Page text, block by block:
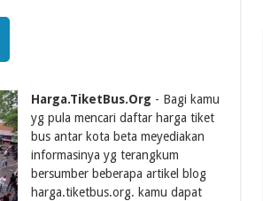
Harga.TiketBus.Org - Bagi kamu
yg pula mencari daftar harga tiket
bus antar kota beta meyediakan
informasinya yg terangkum
bersumber beberapa artikel blog
harga.tiketbus.org. kamu dapat